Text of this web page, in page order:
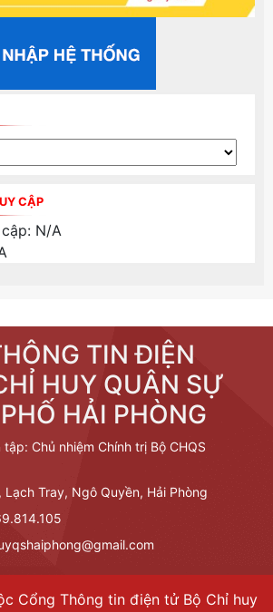
CẬP
N/A
TIN ĐIỆN
HUY QUÂN SỰ
HẢI PHÒNG
Chủ nhiệm Chính trị Bộ CHQS
Tray, Ngô Quyền, Hải Phòng
Cổng Thông tin điện tử Bộ Chỉ huy